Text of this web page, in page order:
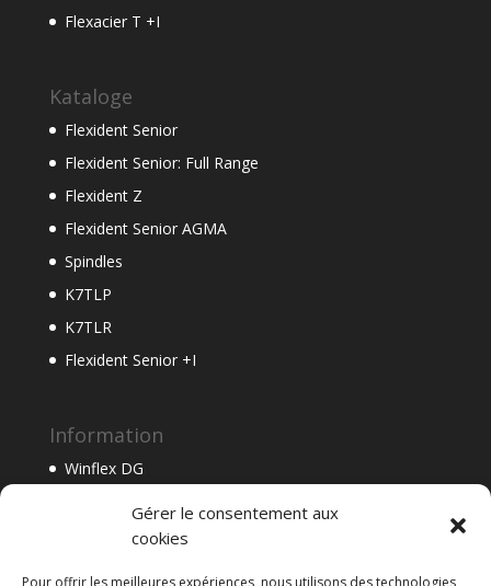
Gérer le consentement aux
cookies
Pour offrir les meilleures expériences, nous utilisons des technologies
Flexacier T +I
Kataloge
Flexident Senior
Flexident Senior: Full Range
Flexident Z
Flexident Senior AGMA
Spindles
K7TLP
K7TLR
Flexident Senior +I
Information
Winflex DG
Flexacier T